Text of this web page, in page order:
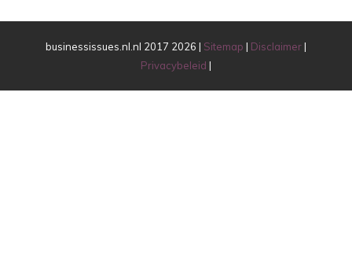
businessissues.nl.nl 2017 2026 | Sitemap | Disclaimer|
Privacybeleid |